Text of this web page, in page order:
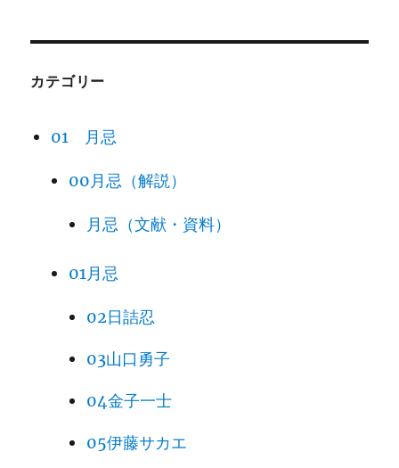
カテゴリー
01 月忌
00月忌（解説）
月忌（文献・資料）
01月忌
02日詰忍
03山口勇子
04金子一士
05伊藤サカエ